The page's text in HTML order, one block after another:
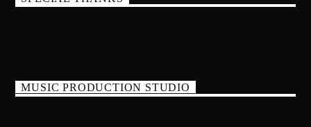
MUSIC PRODUCTION STUDIO